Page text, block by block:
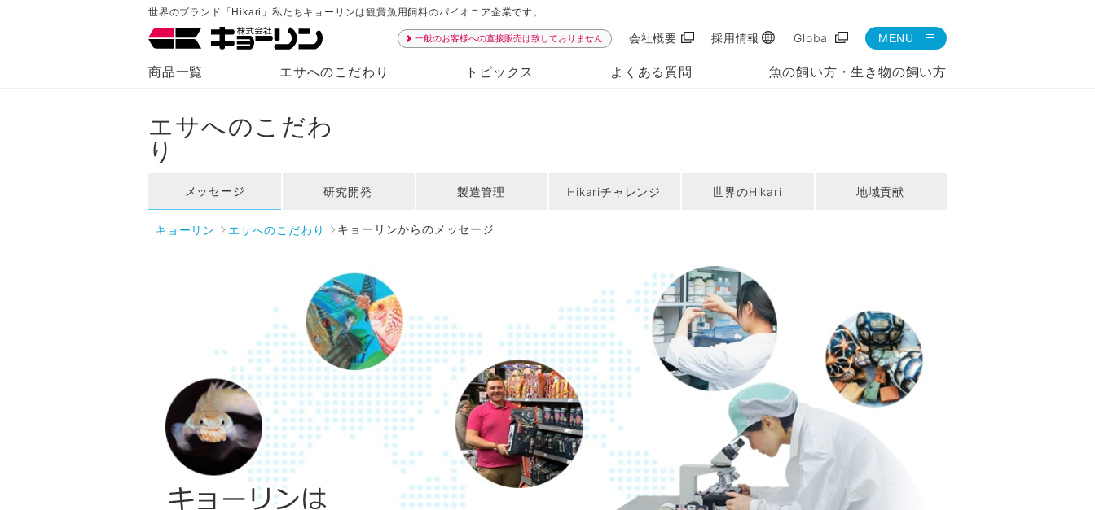
世界のブランド「Hikari」私たちキョーリンは観賞魚用飼料のパイオニア企業です。
一般のお客様への直接販売は致しておりません 会社概要 採用情報 Global MENU
商品一覧 エサへのこだわり トピックス よくある質問 魚の飼い方・生き物の飼い方
エサへのこだわ
り
メッセージ 研究開発 製造管理 Hikariチャレンジ 世界のHikari 地域貢献
キョーリン エサへのこだわり キョーリンからのメッセージ